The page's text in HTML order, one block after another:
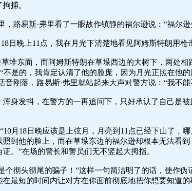
捕。
路易斯·弗里看了一眼故作镇静的福尔逊说：“福尔
日晚上11点，我在月光下清楚地看见阿姆斯特朗用枪
堆东面，而阿姆斯特朗在草垛西边的大树下，两处
是的，我肯定认清了他的脸庞，因为月光正照在他
刚落，路易斯·弗里就站起来大声对警方说：“我不
身发抖，在警方的一再追问下，只好承认了自己是
月18日晚应该是上弦月，月亮到11点已经下山了，
到他的脸上，而在草垛东边的福尔逊却根本无法看
。”在场的警长和警员们无不竖起大拇指。
彻头彻尾的骗子！”这样一句简洁明了的话，使作
最短的时间内让对方在你面前彻底地把你想要知道的